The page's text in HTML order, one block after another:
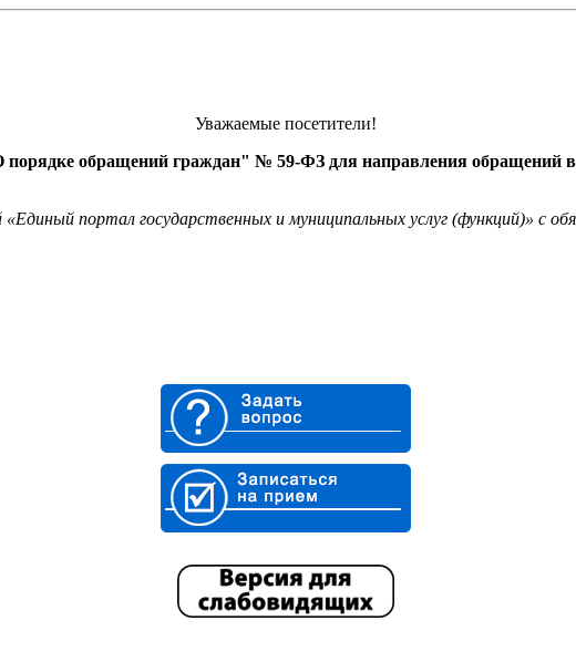
Уважаемые посетители!
обращений граждан" № 59-ФЗ для направления обращений в
портал государственных и муниципальных услуг (функций)» с